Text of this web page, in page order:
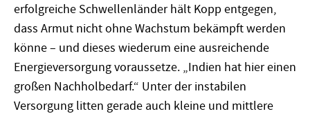
erfolgreiche Schwellenländer hält Kopp entgegen,
dass Armut nicht ohne Wachstum bekämpft werden
könne – und dieses wiederum eine ausreichende
Energieversorgung voraussetze. „Indien hat hier einen
großen Nachholbedarf.“ Unter der instabilen
Versorgung litten gerade auch kleine und mittlere